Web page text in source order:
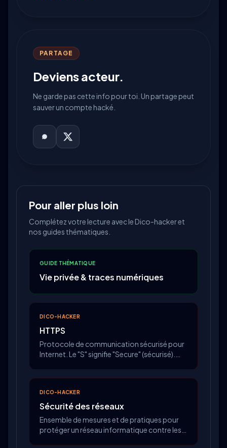
PARTAGE
Deviens acteur.
Ne garde pas cette info pour toi. Un partage peut
sauver un compte hacké.
Pour aller plus loin
Complétez votre lecture avec le Dico-hacker et
nos guides thématiques.
GUIDE THÉMATIQUE
Vie privée & traces numériques
DICO-HACKER
HTTPS
Protocole de communication sécurisé pour
Internet. Le "S" signifie "Secure" (sécurisé).
d'adresse de votre navigateur.
DICO-HACKER
Sécurité des réseaux
Ensemble de mesures et de pratiques pour
protéger un réseau informatique contre les